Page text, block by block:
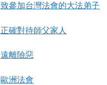
致參加台灣法會的大法弟子
正確對待師父家人
遠離險惡
歐洲法會